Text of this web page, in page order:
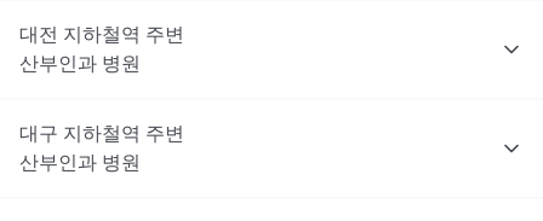
대전 지하철역 주변
산부인과 병원
대구 지하철역 주변
산부인과 병원